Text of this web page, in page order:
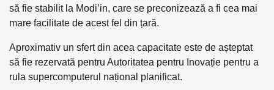
să fie stabilit la Modi’in, care se preconizează a fi cea mai
mare facilitate de acest fel din țară.
Aproximativ un sfert din acea capacitate este de așteptat
să fie rezervată pentru Autoritatea pentru Inovație pentru a
rula supercomputerul național planificat.